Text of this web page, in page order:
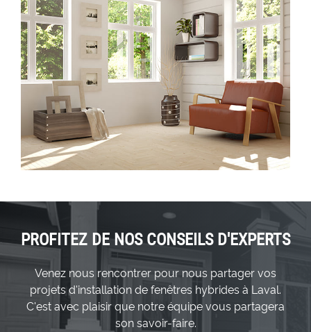
PROFITEZ DE NOS CONSEILSD'EXPERTS
Venez nous rencontrer pour nous partager vos
projets d'installation de fenêtres hybrides à Laval.
C'est avec plaisir que notre équipe vous partagera
son savoir-faire.